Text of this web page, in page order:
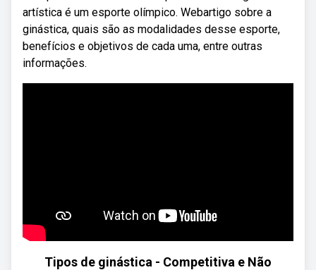
artística é um esporte olímpico. Webartigo sobre a
ginástica, quais são as modalidades desse esporte,
benefícios e objetivos de cada uma, entre outras
informações.
Tipos de ginástica - Competitiva e Não